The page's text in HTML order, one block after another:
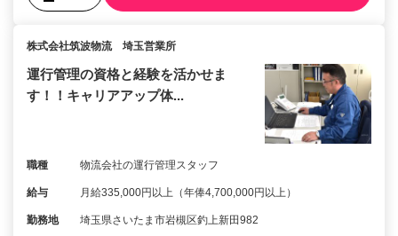
株式会社筑波物流 埼玉営業所
運行管理の資格と経験を活かせま
す！！キャリアアップ体...
職種 物流会社の運行管理スタッフ
給与 月給335,000円以上（年俸4,700,000円以上）
勤務地 埼玉県さいたま市岩槻区釣上新田982